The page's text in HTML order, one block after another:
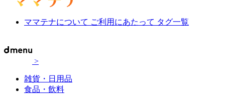
ママテナについて ご利用にあたって タグ一覧
>
雑貨・日用品
食品・飲料